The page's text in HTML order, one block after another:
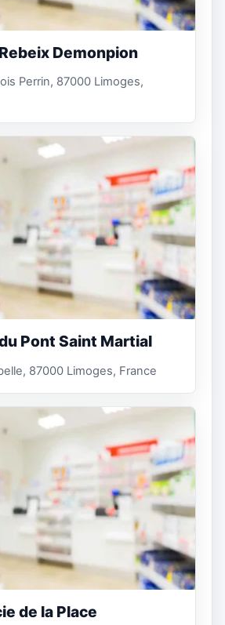
Demonpion
Perrin, 87000 Limoges,
Pont Saint Martial
87000 Limoges, France
de la Place